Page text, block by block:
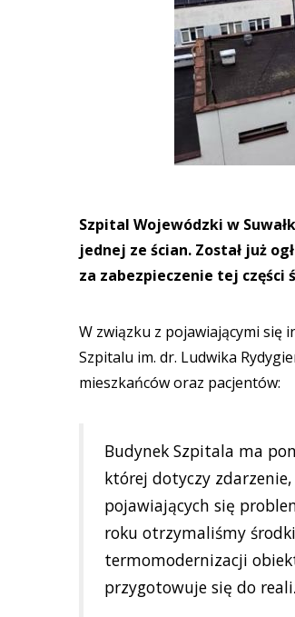
Szpital Wojewódzki w
jednej ze ścian. Został już
za zabezpieczenie tej części
W związku z pojawiającymi się
Szpitalu im. dr. Ludwika
mieszkańców oraz pacjentów:
Budynek Szpitala ma
której dotyczy
pojawiających się
roku otrzymaliśmy
termomodernizacji
przygotowuje się do